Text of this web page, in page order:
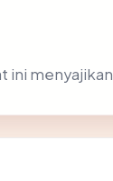
menyajikan